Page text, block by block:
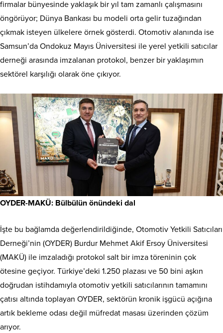
firmalar bünyesinde yaklaşık bir yıl tam zamanlı çalışmasını
öngörüyor; Dünya Bankası bu modeli orta gelir tuzağından
çıkmak isteyen ülkelere örnek gösterdi. Otomotiv alanında ise
Samsun’da Ondokuz Mayıs Üniversitesi ile yerel yetkili satıcılar
derneği arasında imzalanan protokol, benzer bir yaklaşımın
sektörel karşılığı olarak öne çıkıyor.
OYDER-MAKÜ: Bülbülün önündeki dal
İşte bu bağlamda değerlendirildiğinde, Otomotiv Yetkili Satıcıları
Derneği’nin (OYDER) Burdur Mehmet Akif Ersoy Üniversitesi
(MAKÜ) ile imzaladığı protokol salt bir imza töreninin çok
ötesine geçiyor. Türkiye’deki 1.250 plazası ve 50 bini aşkın
doğrudan istihdamıyla otomotiv yetkili satıcılarının tamamını
çatısı altında toplayan OYDER, sektörün kronik işgücü açığına
artık bekleme odası değil müfredat masası üzerinden çözüm
arıyor.